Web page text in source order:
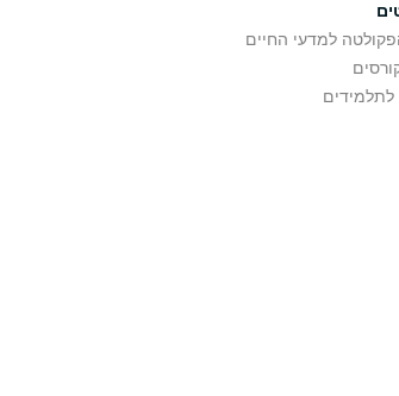
למדעי החיים
לתלמידים